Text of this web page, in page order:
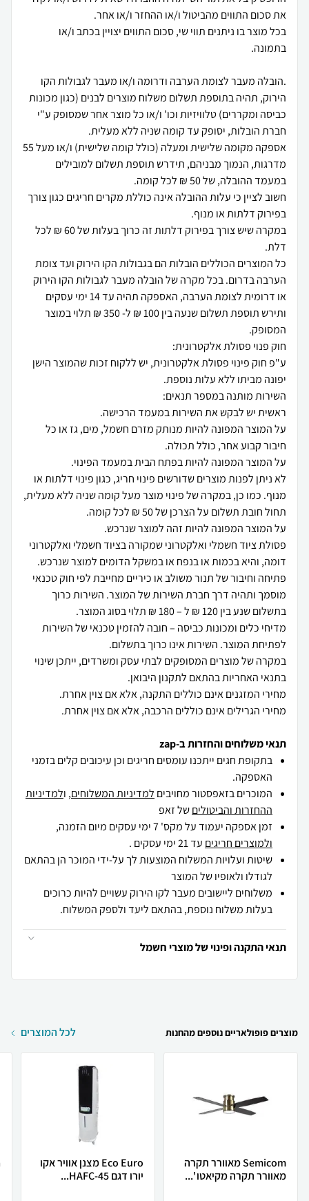
בכל מוצר בו ניתנים תווי שי, סכום התווים יצויין בכתב ו/או
.הובלה מעבר לצומת הערבה ודרומה ו/או מעבר לגבולות הקו
הירוק, תהיה בתוספת תשלום משלוח מוצרים לבנים (כגון מכונות
כביסה ומקררים) טלוויזיות וכו' ו/או כל מוצר אחר שמסופק ע"י
אספקה מקומה שלישית ומעלה (כולל קומה שלישית) ו/או מעל 55
מדרגות, הנמוך מבניהם, תידרש תוספת תשלום למובילים
חשוב לציין כי עלות ההובלה אינה כוללת מקרים חריגים כגון צורך
במקרה שיש צורך בפירוק דלתות זה כרוך בעלות של 60 ₪ לכל
כל המוצרים הכוללים הובלות הם בגבולות הקו הירוק ועד צומת
הערבה בדרום. בכל מקרה של הובלה מעבר לגבולות הקו הירוק
או דרומית לצומת הערבה, האספקה תהיה עד 14 ימי עסקים
ותירש תוספת תשלום שנעה בין 100 ₪ ל- 350 ₪ תלוי במוצר
ע"פ חוק פינוי פסולת אלקטרונית, יש ללקוח זכות שהמוצר הישן
על המוצר המפונה להיות מנותק מזרם חשמל, מים, גז או כל
לא ניתן לפנות מוצרים שדורשים פינוי חריג, כגון פינוי דלתות או
מנוף. כמו כן, במקרה של פינוי מוצר מעל קומה שניה ללא מעלית,
פסולת ציוד חשמלי ואלקטרוני שמקורה בציוד חשמלי ואלקטרוני
פתיחה וחיבור של תנור משולב או כיריים מחייבת לפי חוק טכנאי
מוסמך ותהיה דרך חברת השירות של המוצר. השירות כרוך
מדיחי כלים ומכונות כביסה – חובה להזמין טכנאי של השירות
במקרה של מוצרים המסופקים לבתי עסק ומשרדים, ייתכן שינוי
מחירי הגרילים אינם כוללים הרכבה, אלא אם צוין אחרת.
תנאי משלוחים והחזרות ב-zap
בתקופת חגים ייתכנו עומסים חריגים וכן עיכובים קלים בזמני
האספקה.
המוכרים בזאפסטור מחויבים למדיניות המשלוחים, ולמדיניות
ההחזרות והביטוליםשל זאפ
זמן אספקה יעמוד על מקס' 7 ימי עסקים מיום הזמנה,
ולמוצרים חריגים עד 21 ימי עסקים .
שיטות ועלויות המשלוח המוצעות לך על-ידי המוכר הן בהתאם
לגודלו ולאופיו של המוצר
משלוחים ליישובים מעבר לקו הירוק עשויים להיות כרוכים
בעלות משלוח נוספת, בהתאם ליעד ולספק המשלוח.
תנאי התקנה ופינוי של מוצרי חשמל
מוצרים פופולאריים נוספים מהחנות לכל המוצרים
Semicom מאוורר תקרה
מאוורר תקרה מקיאטו '...
Eco Euro מצנן אוויר אקו
יורו דגם HAFC-45...